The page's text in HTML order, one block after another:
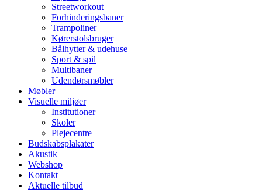
Streetworkout
Forhinderingsbaner
Trampoliner
Kørerstolsbruger
Bålhytter & udehuse
Sport & spil
Multibaner
Udendørsmøbler
Møbler
Visuelle miljøer
Institutioner
Skoler
Plejecentre
Budskabsplakater
Akustik
Webshop
Kontakt
Aktuelle tilbud